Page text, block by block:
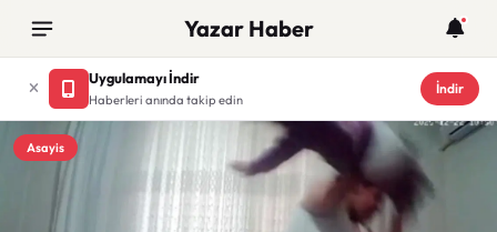
Yazar Haber
Uygulamayı İndir
Haberleri anında takip edin
İndir
Asayis